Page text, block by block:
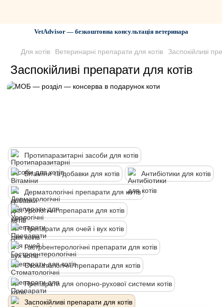
VetAdvisor — безкоштовна консультація ветеринара
Для котів Ветеринарні препарати для котів Заспокійливі
Заспокійливі препарати для котів
Протипаразитарні засоби для котів
Вітаміни та добавки для котів Антибіотики для котів
Дерматологічні препарати для котів
Урологічні препарати для котів
Препарати для очей і вух котів
Гастроентерологічні препарати для котів
Стоматологічні препарати для котів
Препарати для опорно-рухової системи котів
Заспокійливі препарати для котів